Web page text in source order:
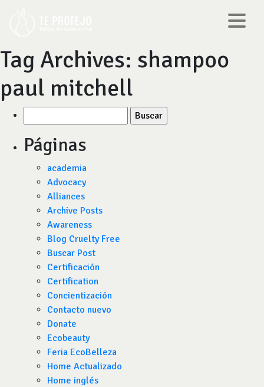
Tag Archives: shampoo
paul mitchell
por:
Páginas
academia
Advocacy
Alliances
Archive Posts
Awareness
Blog Cruelty Free
Buscar Post
Certificación
Certification
Concientización
Contacto nuevo
Donate
Ecobeauty
Feria EcoBelleza
Home Actualizado
Home inglés